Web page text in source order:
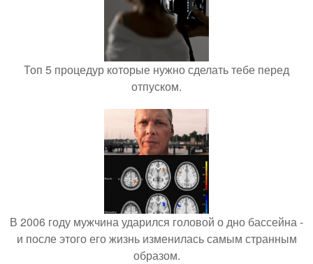
Топ 5 процедур которые нужно сделать тебе перед
отпуском.
В 2006 году мужчина ударился головой о дно бассейна -
и после этого его жизнь изменилась самым странным
образом.